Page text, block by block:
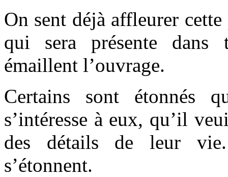
On sent déjà affleurer
qui sera présente
émaillent l’ouvrage.
Certains sont étonnés
s’intéresse à eux, qu’il
des détails de leur
s’étonnent.